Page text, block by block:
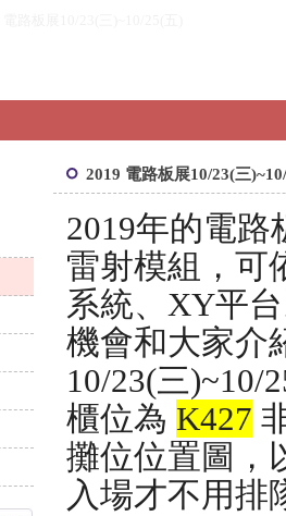
2019 電路板展10/23(三
2019年的電
雷射模組，可
系統、XY平
機會和大家介
10/23(三)~10/
櫃位為 K427
攤位位置圖，
入場才不用排